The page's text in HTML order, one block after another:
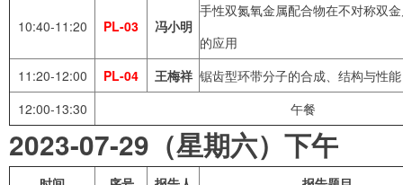
10:40-11:20 PL-03 冯小明
手性双氮氧金属配合物在不对称双
的应用
11:20-12:00
PL-04 王梅祥 锯齿型环带分子的合成、结构与性能
12:00-13:30
午餐
2023-07-29（星期六）下午